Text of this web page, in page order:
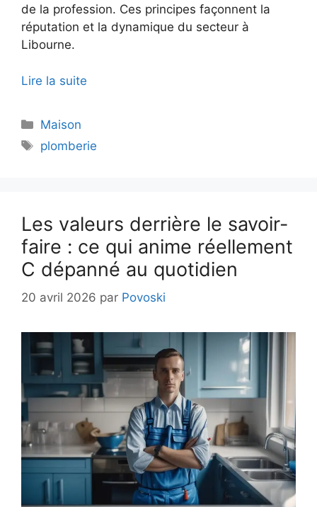
de la profession. Ces principes façonnent la
réputation et la dynamique du secteur à
Libourne.
Lire la suite
Catégories
Maison
Étiquettes
plomberie
Les valeurs derrière le savoir-
faire : ce qui anime réellement
C dépanné au quotidien
20 avril 2026 par Povoski